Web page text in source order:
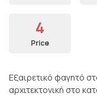
4
Price
Εξαιρετικό φαγητό
αρχιτεκτονική στο